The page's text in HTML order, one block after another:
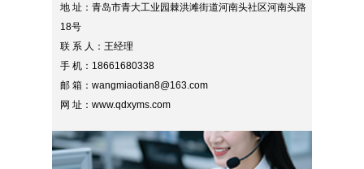
地 址：青岛市青大工业园棘洪滩街道河南头社区河南头路
18号
联 系 人：王经理
手 机：18661680338
邮 箱：wangmiaotian8@163.com
网 址：www.qdxyms.com